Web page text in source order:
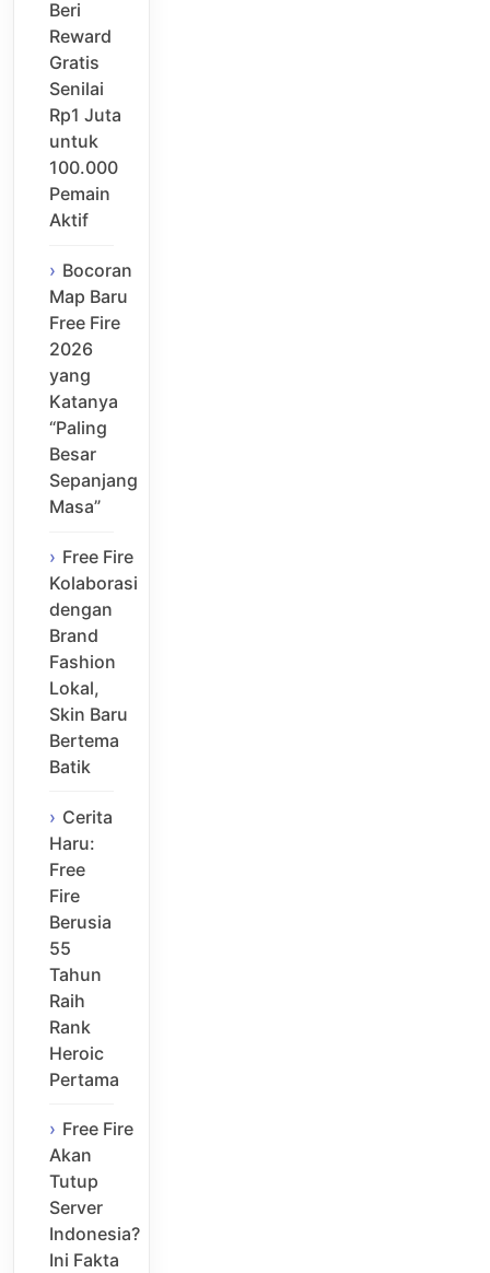
Beri
Reward
Gratis
Senilai
Rp1 Juta
untuk
100.000
Pemain
Aktif
Bocoran
Map Baru
Free Fire
2026
yang
Katanya
“Paling
Besar
Sepanjang
Masa”
Free Fire
Kolaborasi
dengan
Brand
Fashion
Lokal,
Skin Baru
Bertema
Batik
Cerita
Haru:
Free
Fire
Berusia
55
Tahun
Raih
Rank
Heroic
Pertama
Free Fire
Akan
Tutup
Server
Indonesia?
Ini Fakta